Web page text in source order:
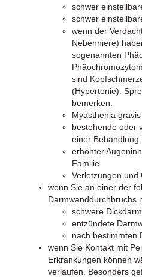
schwer
schwer
wenn der
Nebenniere)
sogenannten
sind
(Hypertonie).
bemerken.
Myasthenia
bestehende oder
einer Behandlung
erhöhter
Familie
Verletzungen und
wenn Sie an einer der
Darmwanddurchbruchs
schwere
entzündete
nach bestimmten
wenn Sie Kontakt mit
Erkrankungen können
verlaufen. Besonders